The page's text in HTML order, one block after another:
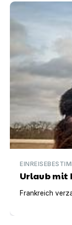
Urlaub mit
Urlaub mit
Frankreich